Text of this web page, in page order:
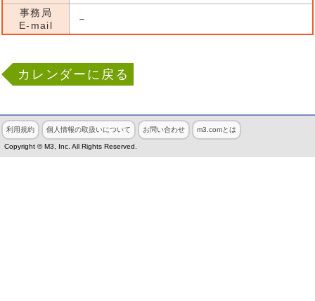
事務局
E-mail
－
カレンダーに戻る
利用規約 個人情報の取扱いについて お問い合わせ m3.comとは
Copyright © M3, Inc. All Rights Reserved.